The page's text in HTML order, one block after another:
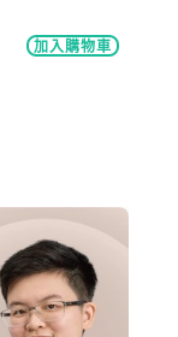
加入購物車